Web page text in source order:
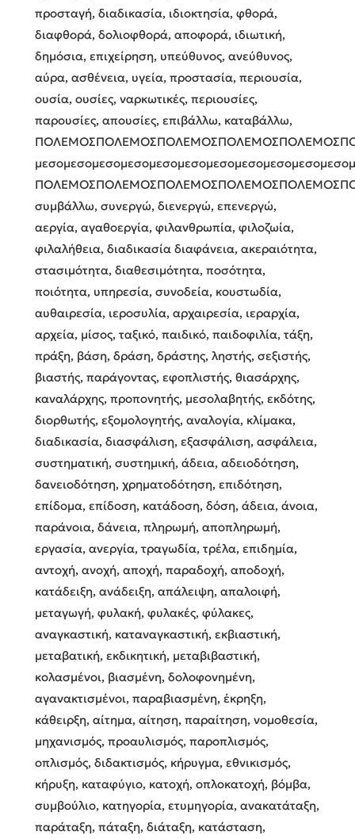
προσταγή, διαδικασία, ιδιοκτησία, φθορά,
διαφθορά, δολιοφθορά, αποφορά, ιδιωτική,
δημόσια, επιχείρηση, υπεύθυνος, ανεύθυνος,
αύρα, ασθένεια, υγεία, προστασία, περιουσία,
ουσία, ουσίες, ναρκωτικές, περιουσίες,
παρουσίες, απουσίες, επιβάλλω, καταβάλλω,
συμβάλλω, συνεργώ, διενεργώ, επενεργώ,
αεργία, αγαθοεργία, φιλανθρωπία, φιλοζωία,
φιλαλήθεια, διαδικασία διαφάνεια, ακεραιότητα,
στασιμότητα, διαθεσιμότητα, ποσότητα,
ποιότητα, υπηρεσία, συνοδεία, κουστωδία,
αυθαιρεσία, ιεροσυλία, αρχαιρεσία, ιεραρχία,
αρχεία, μίσος, ταξικό, παιδικό, παιδοφιλία, τάξη,
πράξη, βάση, δράση, δράστης, ληστής, σεξιστής,
βιαστής, παράγοντας, εφοπλιστής, θιασάρχης,
καναλάρχης, προπονητής, μεσολαβητής, εκδότης,
διορθωτής, εξομολογητής, αναλογία, κλίμακα,
διαδικασία, διασφάλιση, εξασφάλιση, ασφάλεια,
συστηματική, συστημική, άδεια, αδειοδότηση,
δανειοδότηση, χρηματοδότηση, επιδότηση,
επίδομα, επίδοση, κατάδοση, δόση, άδεια, άνοια,
παράνοια, δάνεια, πληρωμή, αποπληρωμή,
εργασία, ανεργία, τραγωδία, τρέλα, επιδημία,
αντοχή, ανοχή, αποχή, παραδοχή, αποδοχή,
κατάδειξη, ανάδειξη, απάλειψη, απαλοιφή,
μεταγωγή, φυλακή, φυλακές, φύλακες,
αναγκαστική, καταναγκαστική, εκβιαστική,
μεταβατική, εκδικητική, μεταβιβαστική,
κολασμένοι, βιασμένη, δολοφονημένη,
αγανακτισμένοι, παραβιασμένη, έκρηξη,
κάθειρξη, αίτημα, αίτηση, παραίτηση, νομοθεσία,
μηχανισμός, προαυλισμός, παροπλισμός,
οπλισμός, διδακτισμός, κήρυγμα, εθνικισμός,
κήρυξη, καταφύγιο, κατοχή, οπλοκατοχή, βόμβα,
συμβούλιο, κατηγορία, ετυμηγορία, ανακατάταξη,
παράταξη, πάταξη, διάταξη, κατάσταση,